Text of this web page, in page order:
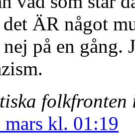
ÄR något
nej på en gång.
folkfronten
mars kl. 01:19